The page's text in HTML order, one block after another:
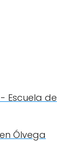
Escuela de
Ólvega